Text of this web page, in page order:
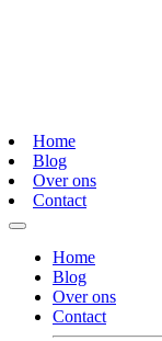
Home
Blog
Over ons
Contact
Home
Blog
Over ons
Contact